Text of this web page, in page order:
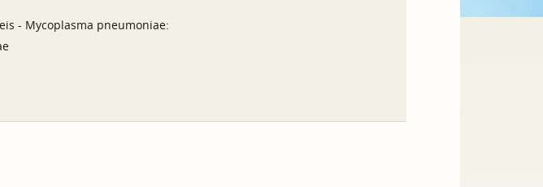
- Mycoplasma pneumoniae: